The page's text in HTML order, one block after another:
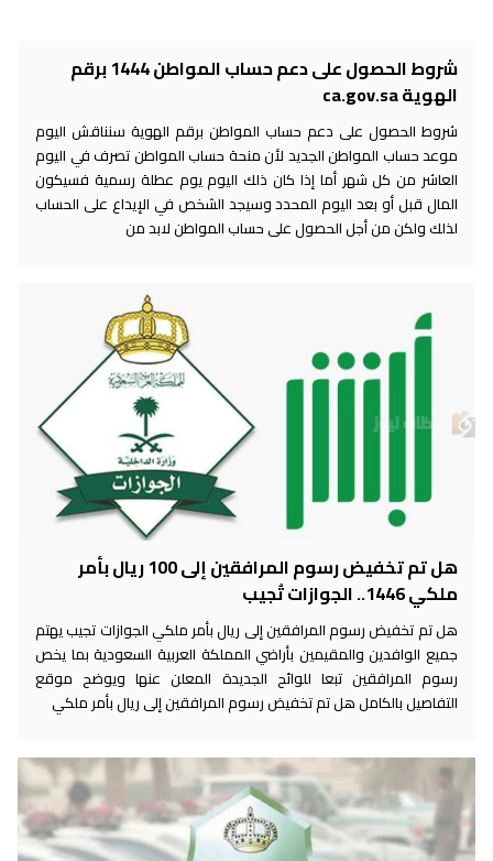
شروط الحصول على دعم حساب المواطن 1444 برقم
الهوية ca.gov.sa
شروط الحصول على دعم حساب المواطن برقم الهوية سنناقش اليوم
موعد حساب المواطن الجديد لأن منحة حساب المواطن تصرف في اليوم
العاشر من كل شهر أما إذا كان ذلك اليوم يوم عطلة رسمية فسيكون
المال قبل أو بعد اليوم المحدد وسيجد الشخص في الإيداع على الحساب
لذلك ولكن من أجل الحصول على حساب المواطن لابد من
هل تم تخفيض رسوم المرافقين إلى 100 ريال بأمر
ملكي 1446.. الجوازات تُجيب
هل تم تخفيض رسوم المرافقين إلى ريال بأمر ملكي الجوازات تجيب يهتم
جميع الوافدين والمقيمين بأراضي المملكة العربية السعودية بما يخص
رسوم المرافقين تبعا للوائح الجديدة المعلن عنها ويوضح موقع
التفاصيل بالكامل هل تم تخفيض رسوم المرافقين إلى ريال بأمر ملكي